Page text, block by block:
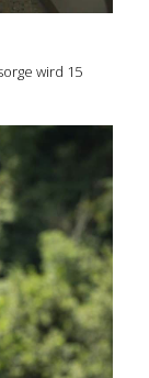
wird 15